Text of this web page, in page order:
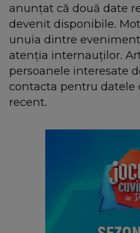
anunțat că două date
devenit disponibile.
unuia dintre
atenția internauților.
persoanele interesate
contacta pentru datele
recent.